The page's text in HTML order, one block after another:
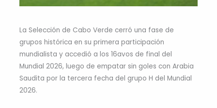
La Selección de Cabo Verde cerró una fase de
grupos histórica en su primera participación
mundialista y accedió a los 16avos de final del
Mundial 2026, luego de empatar sin goles con Arabia
Saudita por la tercera fecha del grupo H del Mundial
2026.